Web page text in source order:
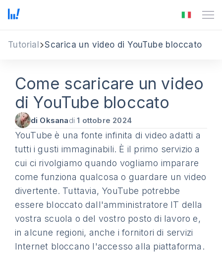
Tutorial Scarica un video di YouTube bloccato
Come scaricare un video
di YouTube bloccato
di Oksanadi1 ottobre 2024
YouTube è una fonte infinita di video adatti a
tutti i gusti immaginabili. È il primo servizio a
cui ci rivolgiamo quando vogliamo imparare
come funziona qualcosa o guardare un video
divertente. Tuttavia, YouTube potrebbe
essere bloccato dall'amministratore IT della
vostra scuola o del vostro posto di lavoro e,
in alcune regioni, anche i fornitori di servizi
Internet bloccano l'accesso alla piattaforma.